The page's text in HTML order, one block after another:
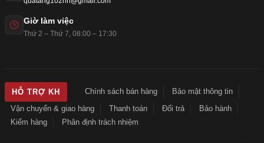
Giờ làm việc
Thứ 2 – Thứ 7, 08:00 – 17:30
HỖ TRỢ KH Chính sách bán hàng
Bảo mật thông tin
Vận chuyển & giao hàng
Thanh toán Đổi trả
Bảo hành
Kiểm hàng
Phân định trách nhiệm